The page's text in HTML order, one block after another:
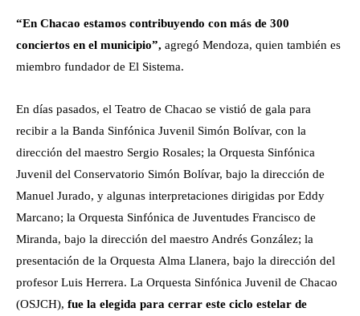
“En Chacao estamos contribuyendo con más de 300
conciertos en el municipio”, agregó Mendoza, quien también es
miembro fundador de El Sistema.
En días pasados, el Teatro de Chacao se vistió de gala para
recibir a la Banda Sinfónica Juvenil Simón Bolívar, con la
dirección del maestro Sergio Rosales; la Orquesta Sinfónica
Juvenil del Conservatorio Simón Bolívar, bajo la dirección de
Manuel Jurado, y algunas interpretaciones dirigidas por Eddy
Marcano; la Orquesta Sinfónica de Juventudes Francisco de
Miranda, bajo la dirección del maestro Andrés González; la
presentación de la Orquesta Alma Llanera, bajo la dirección del
profesor Luis Herrera. La Orquesta Sinfónica Juvenil de Chacao
(OSJCH), fue la elegida para cerrar este ciclo estelar de